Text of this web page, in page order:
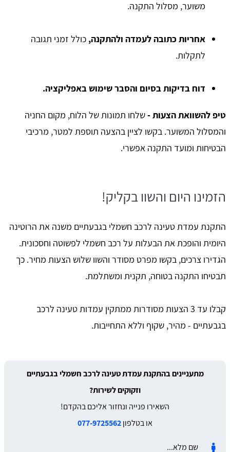
משוער, מסלול התקנה.
אחריות כתובה לעמדה ולהתקנה, כולל זמני תגובה
לתקלות.
דוח בדיקות בסיום והסבר שימוש באפליקציה.
טיפ להשוואת הצעות -שלחו תמונות של הלוח, מקום החניה
והמסלול המשוער. בקשו לציין בהצעה תוספת למטר, מרכיבי
הבטיחות ומועד התקנה אפשרי.
הזמינו היום והשוו בקליק!
התקנת עמדת טעינה לרכב חשמלי בגבעתיים משנה את הרוטינה
היומית והופכת את הבעלות על רכב חשמלי לפשוטה וחסכונית.
הגדירו צרכים, בקשו מפרט מסודר והשוו שלוש הצעות מחיר. כך
תבטיחו התקנה בטוחה, תקנית ומשתלמת.
קבלו עד 3 הצעות מסודרות ממתקין עמדות טעינה לרכב
בגבעתיים - מהיר, שקוף וללא התחייבות.
מתעניינים בהתקנת עמדת טעינה לרכב חשמלי בגבעתיים
וזקוקים לשירות?
השאירו פנייה ונחזור אליכם בהקדם!
או בטלפון077-9725562